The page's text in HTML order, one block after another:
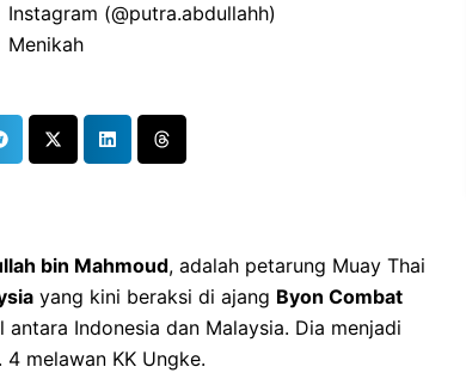
Instagram (@putra.abdullahh)
Menikah
bin Mahmoud, adalah petarung Muay Thai
yang kini beraksi di ajang Byon Combat
Indonesia dan Malaysia. Dia menjadi
melawan KK Ungke.